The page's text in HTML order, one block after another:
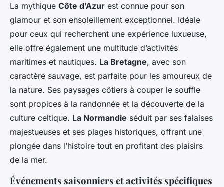
La mythique Côte d’Azur est connue pour son
glamour et son ensoleillement exceptionnel. Idéale
pour ceux qui recherchent une expérience luxueuse,
elle offre également une multitude d’activités
maritimes et nautiques. La Bretagne, avec son
caractère sauvage, est parfaite pour les amoureux de
la nature. Ses paysages côtiers à couper le souffle
sont propices à la randonnée et la découverte de la
culture celtique. La Normandie séduit par ses falaises
majestueuses et ses plages historiques, offrant une
plongée dans l’histoire tout en profitant des plaisirs
de la mer.
Événements saisonniers et activités spécifiques